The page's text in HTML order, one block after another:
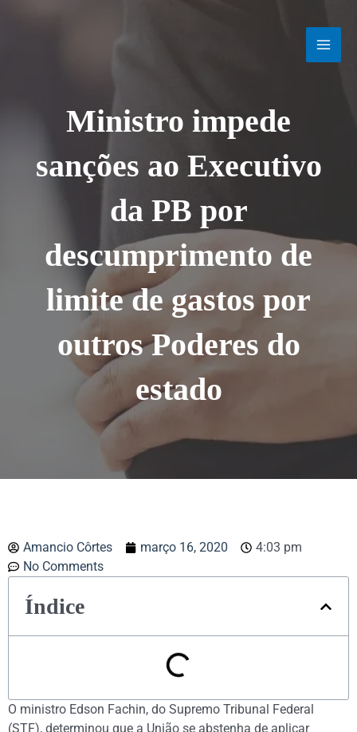
Ministro impede
sanções ao Executivo
da PB por
descumprimento de
limite de gastos por
outros Poderes do
estado
Amancio Côrtes março 16, 2020
4:03 pm
No Comments
Índice
O ministro Edson Fachin, do Supremo Tribunal Federal
(STF), determinou que a União se abstenha de aplicar